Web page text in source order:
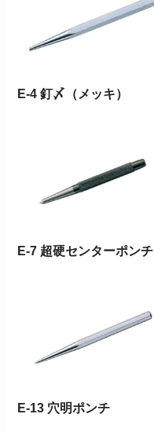
E-4 釘〆（メッキ）
E-7 超硬センターポンチ
E-13 穴明ポンチ